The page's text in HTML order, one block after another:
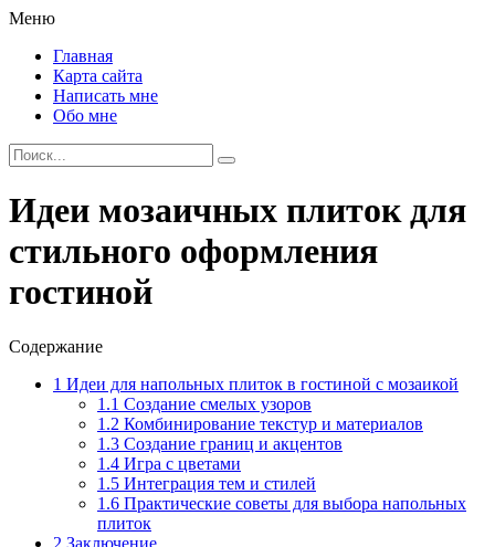
Меню
Главная
Карта сайта
Написать мне
Обо мне
Идеи мозаичных плиток для
стильного оформления
гостиной
Содержание
1 Идеи для напольных плиток в гостиной с мозаикой
1.1 Создание смелых узоров
1.2 Комбинирование текстур и материалов
1.3 Создание границ и акцентов
1.4 Игра с цветами
1.5 Интеграция тем и стилей
1.6 Практические советы для выбора напольных
плиток
2 Заключение